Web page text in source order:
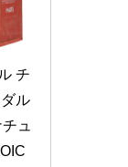
チ
ル
ュ